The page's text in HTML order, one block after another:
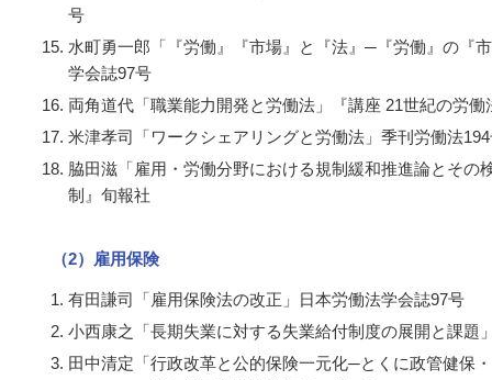
号
水町勇一郎「『労働』『市場』と『法』─『労働』の『
学会誌97号
両角道代「職業能力開発と労働法」『講座 21世紀の労働
米津孝司「ワークシェアリングと労働法」季刊労働法
脇田滋「雇用・労働分野における規制緩和推進論とその
制』旬報社
（2）雇用保険
有田謙司「雇用保険法の改正」日本労働法学会誌97号
小西康之「長期失業に対する失業給付制度の展開と課題
田中清定「行政改革と公的保険一元化─とくに政管健保